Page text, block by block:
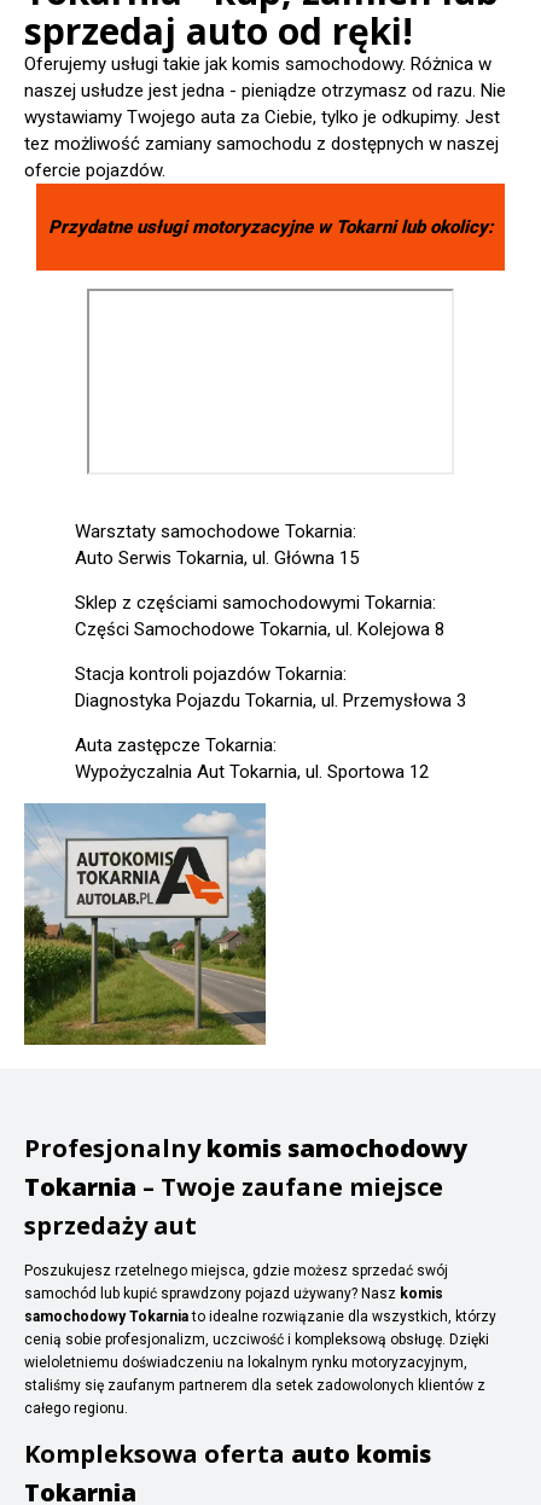
sprzedaj auto od ręki!
Oferujemy usługi takie jak komis samochodowy. Różnica w
naszej usłudze jest jedna - pieniądze otrzymasz od razu. Nie
wystawiamy Twojego auta za Ciebie, tylko je odkupimy. Jest
tez możliwość zamiany samochodu z dostępnych w naszej
ofercie pojazdów.
Przydatne usługi motoryzacyjne w Tokarnilub okolicy:
Warsztaty samochodowe Tokarnia:
Auto Serwis Tokarnia, ul. Główna 15
Sklep z częściami samochodowymi Tokarnia:
Części Samochodowe Tokarnia, ul. Kolejowa 8
Stacja kontroli pojazdów Tokarnia:
Diagnostyka Pojazdu Tokarnia, ul. Przemysłowa 3
Auta zastępcze Tokarnia:
Wypożyczalnia Aut Tokarnia, ul. Sportowa 12
Profesjonalnykomis samochodowy
Tokarnia – Twoje zaufane miejsce
sprzedaży aut
Poszukujesz rzetelnego miejsca, gdzie możesz sprzedać swój
samochód lub kupić sprawdzony pojazd używany? Nasz komis
samochodowy Tokarniato idealne rozwiązanie dla wszystkich, którzy
cenią sobie profesjonalizm, uczciwość i kompleksową obsługę. Dzięki
wieloletniemu doświadczeniu na lokalnym rynku motoryzacyjnym,
staliśmy się zaufanym partnerem dla setek zadowolonych klientów z
całego regionu.
Kompleksowa oferta auto komis
Tokarnia